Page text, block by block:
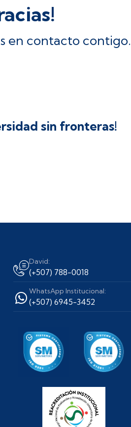
en contacto contigo.
sin fronteras!
David:
(+507) 788-0018
WhatsApp Institucional:
(+507) 6945-3452